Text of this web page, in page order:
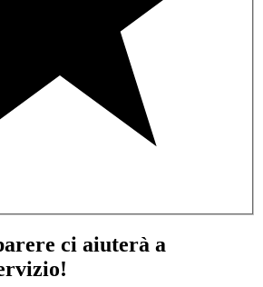
ci aiuterà a